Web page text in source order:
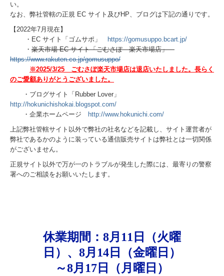
い。
なお、弊社管轄の正規 EC サイト及びHP、ブログは下記の通りです。
【2022年7月現在】
・EC サイト「ゴムサポ」
https://gomusuppo.bcart.jp/
・ 楽天市場 EC サイト「ごむさぽ 楽天市場店」
https://www.rakuten.co.jp/gomusuppo/
※2025/3/25 ごむさぽ楽天市場店は退店いたしました。長らく
のご愛顧ありがとうございました。
・ブログサイト「Rubber Lover」
http://hokunichishokai.blogspot.com/
・企業ホームページ
http://www.hokunichi.com/
上記弊社管轄サイト以外で弊社の社名などを記載し、サイト運営者が
弊社であるかのように装っている通信販売サイトは弊社とは一切関係
がございません。
正規サイト以外で万が一のトラブルが発生した際には、最寄りの警察
署へのご相談をお願いいたします。
休業期間：8月11日（火曜
日）、8月14日（金曜日）
～8月17日（月曜日）